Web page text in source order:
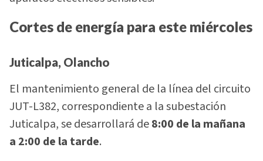
Cortes de energía para este miércoles
Juticalpa, Olancho
El mantenimiento general de la línea del circuito
JUT-L382, correspondiente a la subestación
Juticalpa, se desarrollará de8:00 de la mañana
a 2:00 de la tarde.